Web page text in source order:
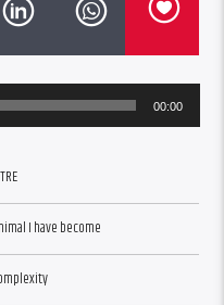
00:00
I have become